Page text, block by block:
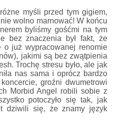
myśli przed tym gigiem,
wolno marnować! W końcu
byliśmy gośćmi na tym
bez znaczenia był fakt, że
o już wypracowanej renomie
jakimi są bez zwątpienia
Trochę stresu było, ale jak
nas sama i oprócz bardzo
groźni dwumetrowi
Morbid Angel robili sobie z
potoczyło się tak, jak
dziwili się, że znamy język